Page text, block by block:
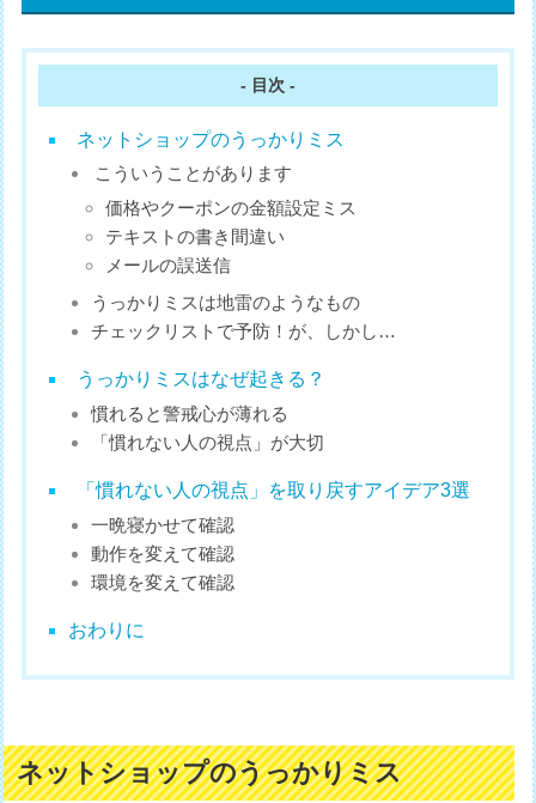
- 目次 -
ネットショップのうっかりミス
こういうことがあります
価格やクーポンの金額設定ミス
テキストの書き間違い
メールの誤送信
うっかりミスは地雷のようなもの
チェックリストで予防！が、しかし…
うっかりミスはなぜ起きる？
慣れると警戒心が薄れる
「慣れない人の視点」が大切
「慣れない人の視点」を取り戻すアイデア3選
一晩寝かせて確認
動作を変えて確認
環境を変えて確認
おわりに
ネットショップのうっかりミス